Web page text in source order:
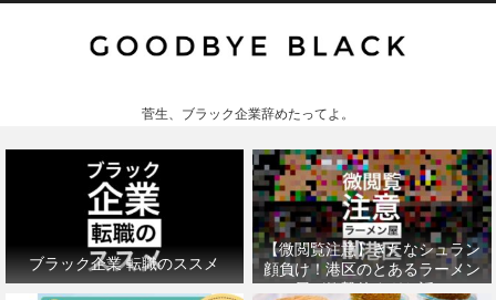
菅生、ブラック企業辞めたってよ。
ブラック企業 転職のススメ
【微閲覧注意】きたなシュラン
顔負け！港区のとあるラーメン
屋が衝撃的すぎた話。